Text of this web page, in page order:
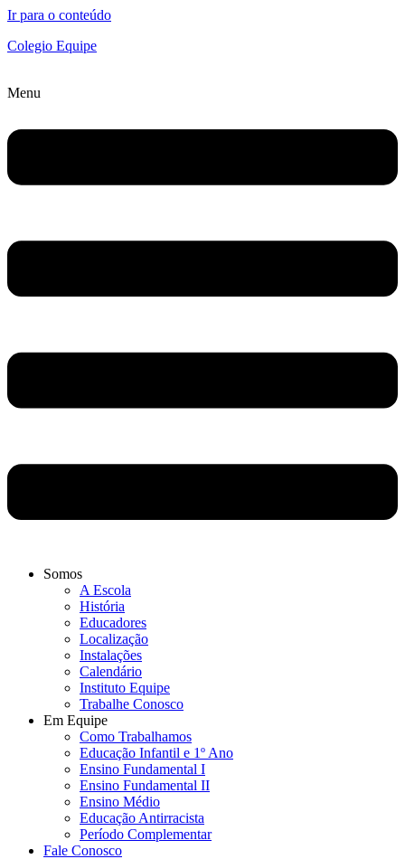
Ir para o conteúdo
Colegio Equipe
Menu
Somos
A Escola
História
Educadores
Localização
Instalações
Calendário
Instituto Equipe
Trabalhe Conosco
Em Equipe
Como Trabalhamos
Educação Infantil e 1º Ano
Ensino Fundamental I
Ensino Fundamental II
Ensino Médio
Educação Antirracista
Período Complementar
Fale Conosco